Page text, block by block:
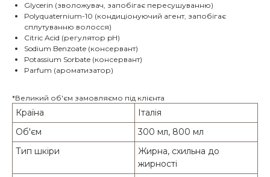
Glycerin (зволожувач, запобігає пересушуванню)
Polyquaternium-10 (кондиціонуючий агент, запобігає
сплутуванню волосся)
Citric Acid (регулятор pH)
Sodium Benzoate (консервант)
Potassium Sorbate (консервант)
Parfum (ароматизатор)
*Великий об'єм замовляємо під клієнта
Країна
Італія
Об'єм
300 мл, 800 мл
Тип шкіри
Жирна, схильна до
жирності